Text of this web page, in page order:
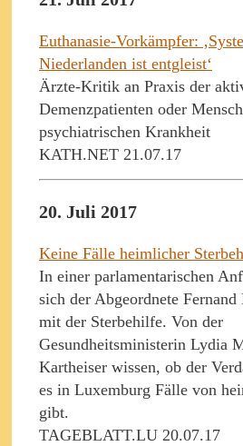
Euthanasie-Vorkämpfer:
Niederlanden ist entgleist‘
Ärzte-Kritik an Praxis der
Demenzpatienten oder
psychiatrischen Krankheit
KATH.NET 21.07.17
20. Juli 2017
Keine Fälle heimlicher
In einer parlamentarischen
sich der Abgeordnete
mit der Sterbehilfe. Von der
Gesundheitsministerin Lydia
Kartheiser wissen, ob der
es in Luxemburg Fälle von
gibt.
TAGEBLATT.LU 20.07.17